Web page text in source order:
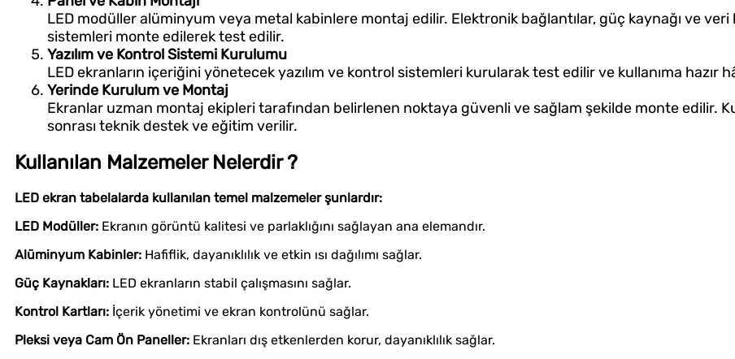
LED modüller alüminyum veya metal kabinlere montaj edilir. Elektronik bağlantılar, güç kaynağı ve veri
sistemleri monte edilerek test edilir.
Yazılım ve Kontrol Sistemi Kurulumu
LED ekranların içeriğini yönetecek yazılım ve kontrol sistemleri kurularak test edilir ve kullanıma hazır
Yerinde Kurulum ve Montaj
Ekranlar uzman montaj ekipleri tarafından belirlenen noktaya güvenli ve sağlam şekilde monte edilir.
sonrası teknik destek ve eğitim verilir.
Kullanılan Malzemeler Nelerdir ?
LED ekran tabelalarda kullanılan temel malzemeler şunlardır:
LED Modüller: Ekranın görüntü kalitesi ve parlaklığını sağlayan ana elemandır.
Alüminyum Kabinler: Hafiflik, dayanıklılık ve etkin ısı dağılımı sağlar.
Güç Kaynakları: LED ekranların stabil çalışmasını sağlar.
Kontrol Kartları: İçerik yönetimi ve ekran kontrolünü sağlar.
Pleksi veya Cam Ön Paneller: Ekranları dış etkenlerden korur, dayanıklılık sağlar.